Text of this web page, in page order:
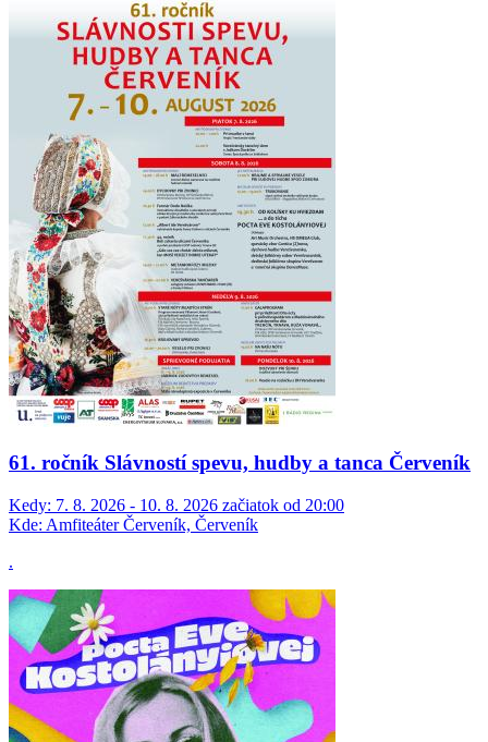
61. ročník Slávností spevu, hudby a tanca Červeník
Kedy: 7. 8. 2026 - 10. 8. 2026 začiatok od 20:00
Kde: Amfiteáter Červeník, Červeník
.